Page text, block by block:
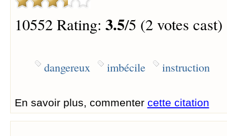
10552 Rating: 3.5/5 (2 votes cast)
dangereux imbécile instruction
En savoir plus, commenter cette citation